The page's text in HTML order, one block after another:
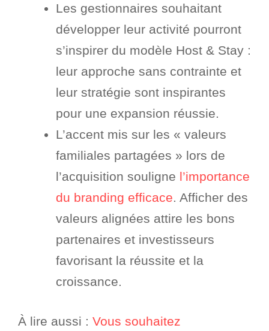
Les gestionnaires souhaitant
développer leur activité pourront
s’inspirer du modèle Host & Stay :
leur approche sans contrainte et
leur stratégie sont inspirantes
pour une expansion réussie.
L’accent mis sur les « valeurs
familiales partagées » lors de
l’acquisition souligne l’importance
du branding efficace. Afficher des
valeurs alignées attire les bons
partenaires et investisseurs
favorisant la réussite et la
croissance.
À lire aussi : Vous souhaitez